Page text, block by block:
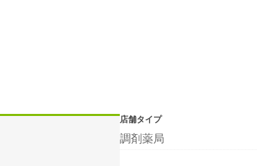
店舗タイプ
調剤薬局